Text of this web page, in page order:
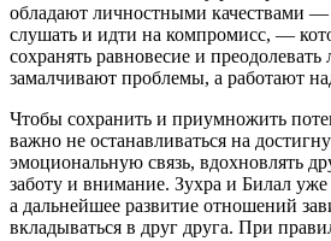
обладают личностными качествами
слушать и идти на компромисс, —
сохранять равновесие и
замалчивают проблемы, а работают
Чтобы сохранить и приумножить
важно не останавливаться на
эмоциональную связь, вдохновлять
заботу и внимание. Зухра и Билал
а дальнейшее развитие отношений
вкладываться в друг друга. При